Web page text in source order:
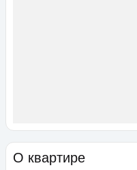
О квартире